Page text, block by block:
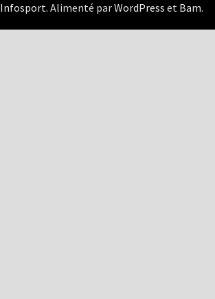
Infosport. Alimenté parWordPress et Bam.